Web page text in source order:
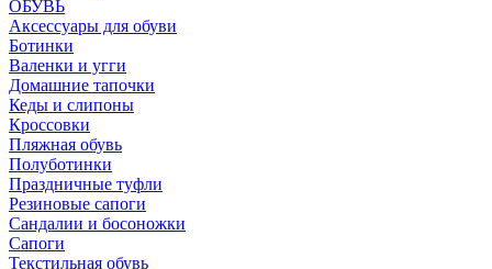
ОБУВЬ
Аксессуары для обуви
Ботинки
Валенки и угги
Домашние тапочки
Кеды и слипоны
Кроссовки
Пляжная обувь
Полуботинки
Праздничные туфли
Резиновые сапоги
Сандалии и босоножки
Сапоги
Текстильная обувь